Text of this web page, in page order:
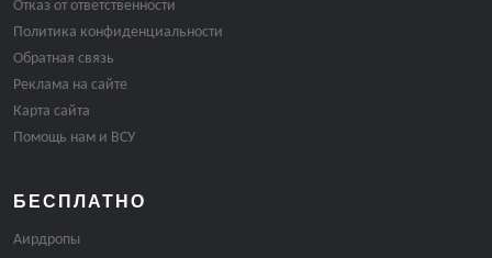
Отказ от ответственности
Политика конфиденциальности
Обратная связь
Реклама на сайте
Карта сайта
Помощь нам и ВСУ
БЕСПЛАТНО
Аирдропы